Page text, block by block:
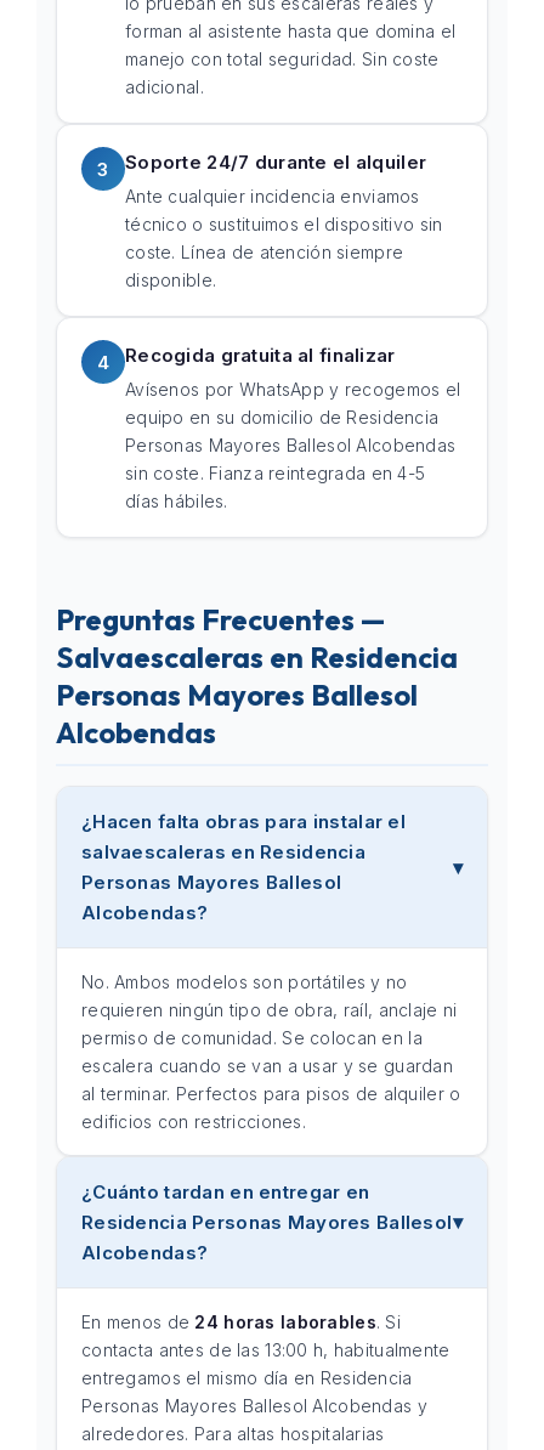
forman al asistente hasta que domina el
manejo con total seguridad. Sin coste
adicional.
3 Soporte 24/7 durante el alquiler
Ante cualquier incidencia enviamos
técnico o sustituimos el dispositivo sin
coste. Línea de atención siempre
disponible.
4 Recogida gratuita al finalizar
Avísenos por WhatsApp y recogemos el
equipo en su domicilio de Residencia
Personas Mayores Ballesol Alcobendas
sin coste. Fianza reintegrada en 4-5
días hábiles.
Preguntas Frecuentes —
Salvaescaleras en Residencia
Personas Mayores Ballesol
Alcobendas
¿Hacen falta obras para instalar el
salvaescaleras en Residencia
Personas Mayores Ballesol
Alcobendas?
No. Ambos modelos son portátiles y no
requieren ningún tipo de obra, raíl, anclaje ni
permiso de comunidad. Se colocan en la
escalera cuando se van a usar y se guardan
al terminar. Perfectos para pisos de alquiler o
edificios con restricciones.
¿Cuánto tardan en entregar en
Residencia Personas Mayores Ballesol
Alcobendas?
En menos de 24 horas laborables. Si
contacta antes de las 13:00 h, habitualmente
entregamos el mismo día en Residencia
Personas Mayores Ballesol Alcobendas y
alrededores. Para altas hospitalarias